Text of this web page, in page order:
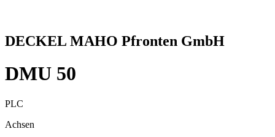
DECKEL MAHO Pfronten GmbH
DMU 50
PLC
Achsen